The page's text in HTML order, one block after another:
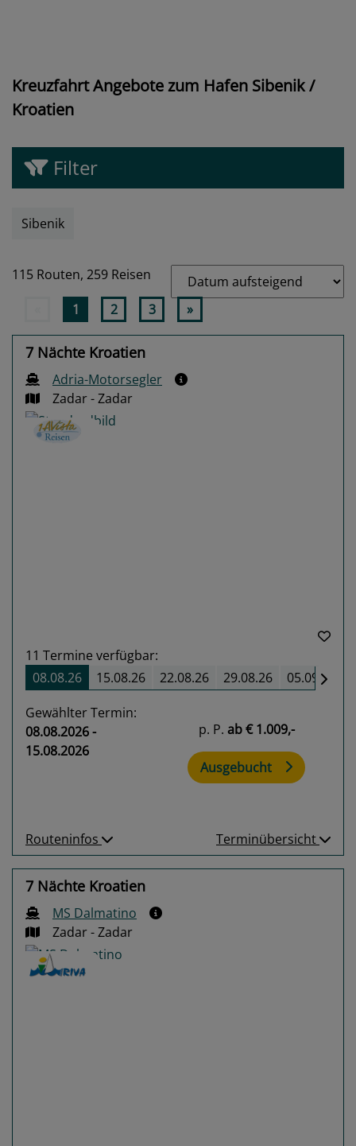
Kreuzfahrt Angebote zum Hafen Sibenik /
Kroatien
Filter
Sibenik
115 Routen, 259 Reisen
1 2 3 »
7 Nächte Kroatien
Adria-Motorsegler
Zadar - Zadar
11 Termine verfügbar:
08.08.26
15.08.26 22.08.26 29.08.26 05.09.26
Gewählter Termin:
08.08.2026 -
15.08.2026
p. P. ab€ 1.009,-
Ausgebucht
Routeninfos Terminübersicht
7 Nächte Kroatien
MS Dalmatino
Zadar - Zadar